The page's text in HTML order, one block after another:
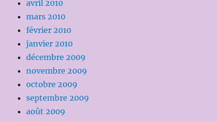
avril 2010
mars 2010
février 2010
janvier 2010
décembre 2009
novembre 2009
octobre 2009
septembre 2009
août 2009